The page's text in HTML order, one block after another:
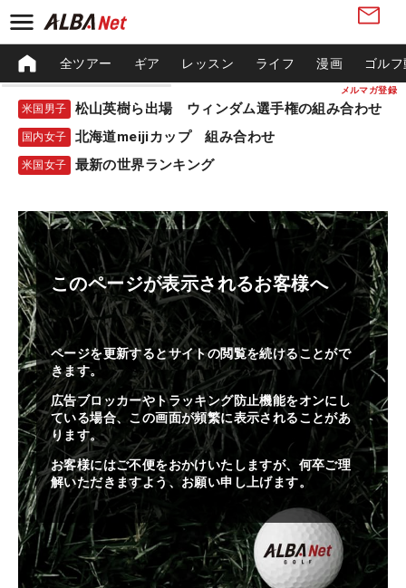
メルマガ登録
全ツアー ギア レッスン ライフ 漫画 ゴル
米国男子 松山英樹ら出場 ウィンダム選手権の組み合わせ
国内女子 北海道meijiカップ 組み合わせ
米国女子 最新の世界ランキング
このページが表示されるお客様へ
ページを更新するとサイトの閲覧を続けることがで
きます。
広告ブロッカーやトラッキング防止機能をオンにし
ている場合、この画面が頻繁に表示されることがあ
ります。
お客様にはご不便をおかけいたしますが、何卒ご理
解いただきますよう、お願い申し上げます。